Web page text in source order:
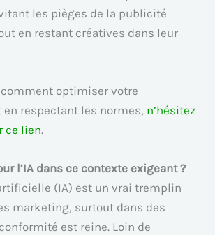
les pièges de la publicité
en restant créatives dans leur
optimiser votre
respectant les normes, n’hésitez
ce lien.
l’IA dans ce contexte exigeant ?
(IA) est un vrai tremplin
marketing, surtout dans des
est reine. Loin de